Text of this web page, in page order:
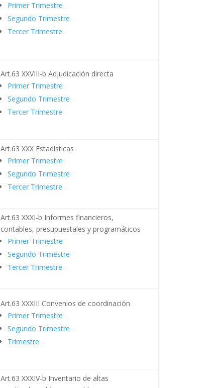
Primer Trimestre
Segundo Trimestre
Tercer Trimestre
Art.63 XXVIII-b Adjudicación directa
Primer Trimestre
Segundo Trimestre
Tercer Trimestre
Art.63 XXX Estadísticas
Primer Trimestre
Segundo Trimestre
Tercer Trimestre
Art.63 XXXI-b Informes financieros,
contables, presupuestales y programáticos
Primer Trimestre
Segundo Trimestre
Tercer Trimestre
Art.63 XXXIII Convenios de coordinación
Primer Trimestre
Segundo Trimestre
Trimestre
Art.63 XXXIV-b Inventario de altas